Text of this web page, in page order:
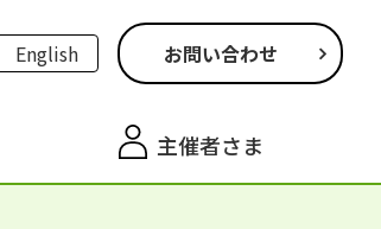
English お問い合わせ
主催者さま